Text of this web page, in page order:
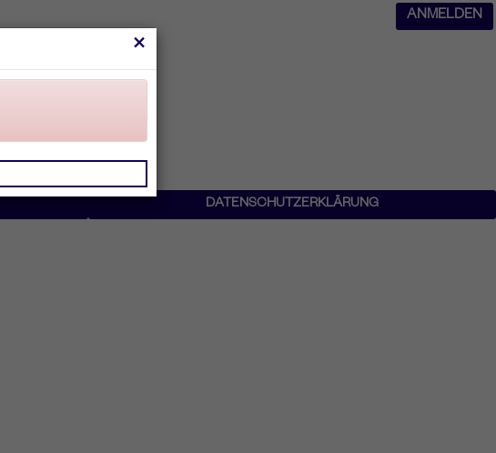
ANMELDEN
×
DATENSCHUTZERKLÄRUNG